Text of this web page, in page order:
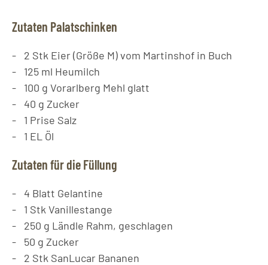
Zutaten Palatschinken
2 Stk Eier (Größe M) vom Martinshof in Buch
125 ml Heumilch
100 g Vorarlberg Mehl glatt
40 g Zucker
1 Prise Salz
1 EL Öl
Zutaten für die Füllung
4 Blatt Gelantine
1 Stk Vanillestange
250 g Ländle Rahm, geschlagen
50 g Zucker
2 Stk SanLucar Bananen